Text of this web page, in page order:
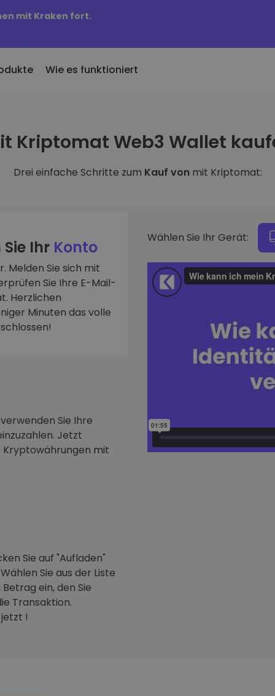
mit Kraken fort.
Kriptomat hinzugefügte
ich für 100 € gekauft
KriptoEarn
Verdienen Sie Prämien für Ihre
Tresor
Intelligente
optimale
Wie es funktioniert
Kriptomat Web3 Wallet
Drei einfache Schritte zum Kauf von mit Kriptomat:
Ihr Konto
Melden Sie sich mit
Sie Ihre E-Mail-
Herzlichen
Minuten das volle
Sie Ihre
Jetzt
Kryptowährungen mit
Sie auf "Aufladen"
Sie aus der Liste
ein, den Sie
Transaktion.
!
Wählen Sie Ihr Gerät: